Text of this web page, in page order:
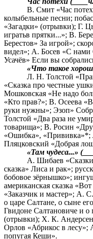
В. Смит «Час
колыбельные песни;
«Загадки» (отрывки); Г.
игратьв прятки...»; В.
Берестов» За игрой»;
видел»; А. Босев «С
Усачёв» Если вы
«Что такое
Л. Н. Толстой
«Сказка про честные
Мошковская «Не надо
«Кто прав?»; В. Осеева
руки нужны»; Эзоп»
Толстой «Два раза не
товарища»; В. Росин
«Ошибка»,
Пляцковский «Добрая
«Там чудеса...»
А. Шибаев «Сказки
сказка» Лиса и рак»;
бобовое зёрнышко»;
американская сказка
«Заказчик и мастер»; А.
о царе Салтане, о сыне
Гвидоне Салтановиче и о
(отрывки); X. К.
Орлов «Абрикос в лесу»;
попугая Кеши».